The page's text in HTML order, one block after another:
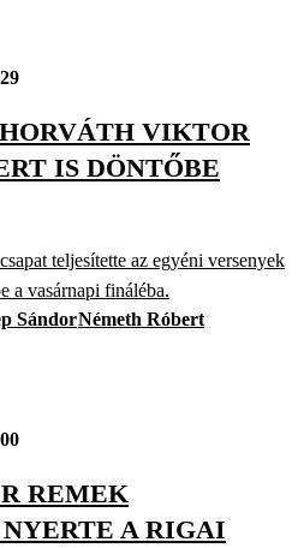
VIKTOR
IS DÖNTŐBE
teljesítette az egyéni versenyek
a vasárnapi fináléba.
SándorNémeth Róbert
REMEK
A RIGAI